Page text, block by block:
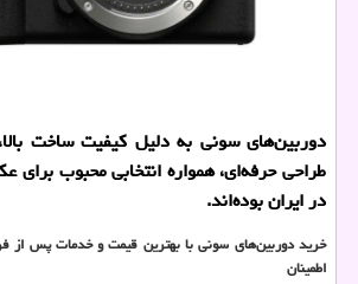
دوربین‌های سونی به دلیل کیفیت ساخت
طراحی حرفه‌ای، همواره انتخابی محبوب برای
در ایران بوده‌اند.
خرید دوربین‌های سونی با بهترین قیمت و خدمات پس از
اطمینان